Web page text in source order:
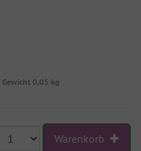
Gewicht 0,05 kg
Warenkorb